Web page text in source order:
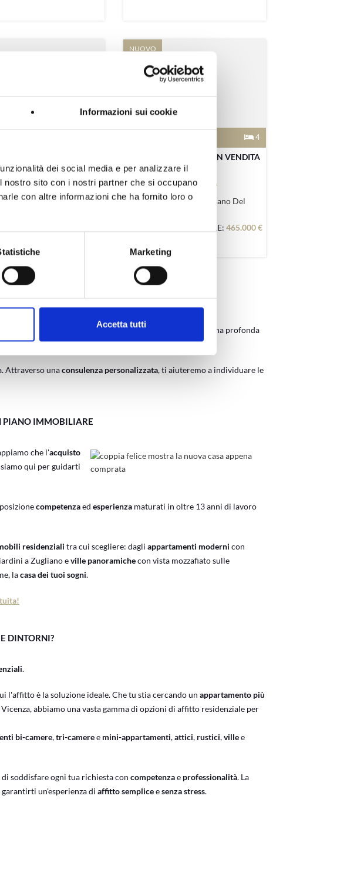
Informazioni sui cookie
dei social media e per analizzare il
sito con i nostri partner che si occupano
con altre informazioni che ha fornito loro o
Marketing
Accetta tutti
SINGOLA ...
Del Grappa
NUOVO
4
CASA INDIPENDENTE IN VENDITA
IN COL ...
Contrà Privà Bassano Del
PREZZO DELL'IMMOBILE: 465.000 €
8 9
e molte altre soluzioni abitative. Abbiamo una profonda
tue preferenze.
Attraverso unaconsulenza personalizzata, ti aiuteremo a individuare le
PIANO IMMOBILIARE
che l'acquisto
qui per guidarti
competenzaed esperienza maturati in oltre 13 anni di lavoro
residenziali tra cui scegliere: dagli appartamenti moderni con
a Zugliano eville panoramichecon vista mozzafiato sulle
lacasa dei tuoi sogni.
DINTORNI?
.
l'affitto è la soluzione ideale. Che tu stia cercando un appartamento più
abbiamo una vasta gamma di opzioni di affitto residenziale per
bi-camere,tri-cameree mini-appartamenti,attici, rustici,villee
soddisfare ogni tua richiesta con competenzae professionalità. La
un'esperienza di affitto sempliceesenza stress.